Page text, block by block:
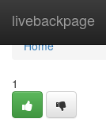
livebackpage
Home
Home
1